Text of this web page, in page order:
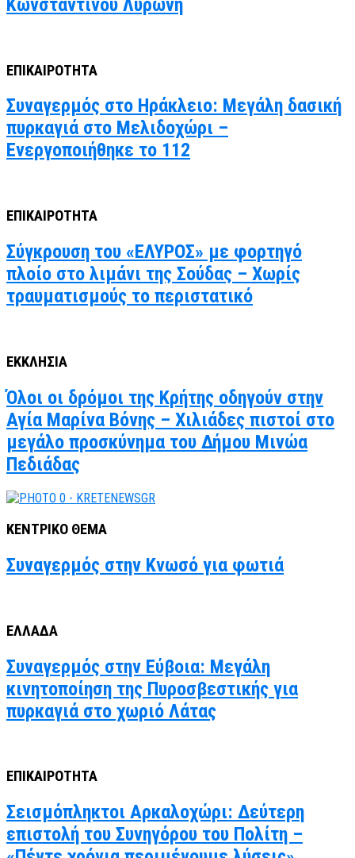
Κωνσταντίνου Λυρώνη
ΕΠΙΚΑΙΡΟΤΗΤΑ
Συναγερμός στο Ηράκλειο: Μεγάλη δασική
πυρκαγιά στο Μελιδοχώρι –
Ενεργοποιήθηκε το 112
ΕΠΙΚΑΙΡΟΤΗΤΑ
Σύγκρουση του «ΕΛΥΡΟΣ» με φορτηγό
πλοίο στο λιμάνι της Σούδας – Χωρίς
τραυματισμούς το περιστατικό
ΕΚΚΛΗΣΙΑ
Όλοι οι δρόμοι της Κρήτης οδηγούν στην
Αγία Μαρίνα Βόνης – Χιλιάδες πιστοί στο
μεγάλο προσκύνημα του Δήμου Μινώα
Πεδιάδας
ΚΕΝΤΡΙΚΟ ΘΕΜΑ
Συναγερμός στην Κνωσό για φωτιά
ΕΛΛΑΔΑ
Συναγερμός στην Εύβοια: Μεγάλη
κινητοποίηση της Πυροσβεστικής για
πυρκαγιά στο χωριό Λάτας
ΕΠΙΚΑΙΡΟΤΗΤΑ
Σεισμόπληκτοι Αρκαλοχώρι: Δεύτερη
επιστολή του Συνηγόρου του Πολίτη –